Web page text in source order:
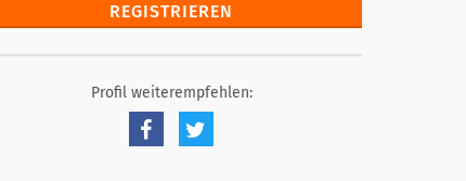
REGISTRIEREN
Profil weiterempfehlen: